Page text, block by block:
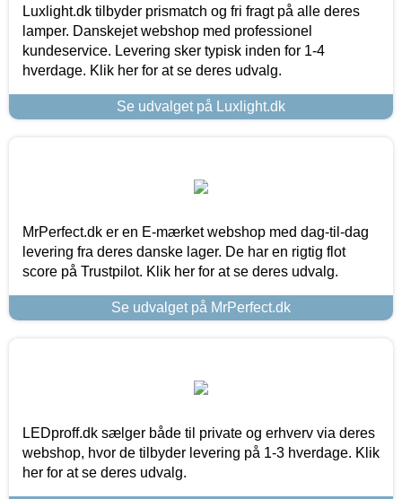
Luxlight.dk tilbyder prismatch og fri fragt på alle deres
lamper. Danskejet webshop med professionel
kundeservice. Levering sker typisk inden for 1-4
hverdage. Klik her for at se deres udvalg.
Se udvalget på Luxlight.dk
MrPerfect.dk er en E-mærket webshop med dag-til-dag
levering fra deres danske lager. De har en rigtig flot
score på Trustpilot. Klik her for at se deres udvalg.
Se udvalget på MrPerfect.dk
LEDproff.dk sælger både til private og erhverv via deres
webshop, hvor de tilbyder levering på 1-3 hverdage. Klik
her for at se deres udvalg.